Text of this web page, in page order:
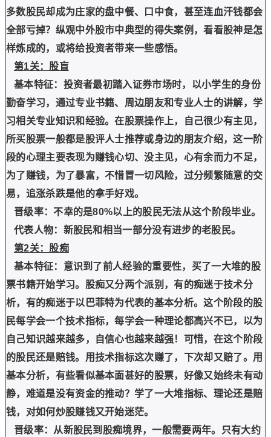
多数股民却成为庄家的盘中餐、口中食，甚至连血汗钱都会
全部亏掉？纵观中外股市中典型的得失案例，看看股神是怎
样炼成的，或将给投资者带来一些感悟。
第1关：股盲
基本特征：投资者最初踏入证券市场时，以小学生的身份
勤奋学习，通过专业书籍、周边朋友和专业人士的讲解，学
习相关专业知识和经验。在股票操作上，自己很少有主见，
所买股票一般都是股评人士推荐或身边的朋友介绍，这一阶
段的心理主要表现为赚钱心切、没主见，心有余而力不足，
为了赚钱，为了暴富，不惜冒一切风险，过分频繁随意的交
易，追涨杀跌是他的拿手好戏。
晋级率：不幸的是80%以上的股民无法从这个阶段毕业。
代表人物：新股民和相当一部分没有进步的老股民。
第2关：股痴
基本特征：意识到了前人经验的重要性，买了一大堆的股
票书籍开始学习。股痴又分两个派别，有的痴迷于技术分
析，有的痴迷于以巴菲特为代表的基本分析。这个阶段的股
民每学会一个技术指标，每学会一种理论都高兴不已，以为
自己知识越来越多，自信心也越来越强！可惜，在这个阶段
的股民还是赔钱。用技术指标这次赚了，下次却又赔了。用
基本分析，有些看似基本面甚好的股票，好像又始终未有动
静，难道是没有资金的推动？学了一大堆指标、理论还是赔
钱，对如何炒股赚钱又开始迷茫。
晋级率：从新股民到股痴境界，一般需要两年。只有大约